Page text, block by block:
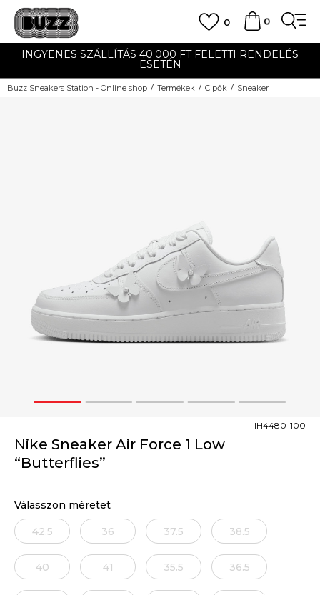
0
0
INGYENES SZÁLLÍTÁS 40.000 FT FELETTI RENDELÉS
ESETÉN
Buzz Sneakers Station - Online shop Termékek Cipők Sneaker
1 2 3 4 5
Nike Sneaker Air Force 1 Low
“Butterflies”
IH4480-100
Válasszon méretet
42.5 36 37.5 38.5
40 41 35.5 36.5